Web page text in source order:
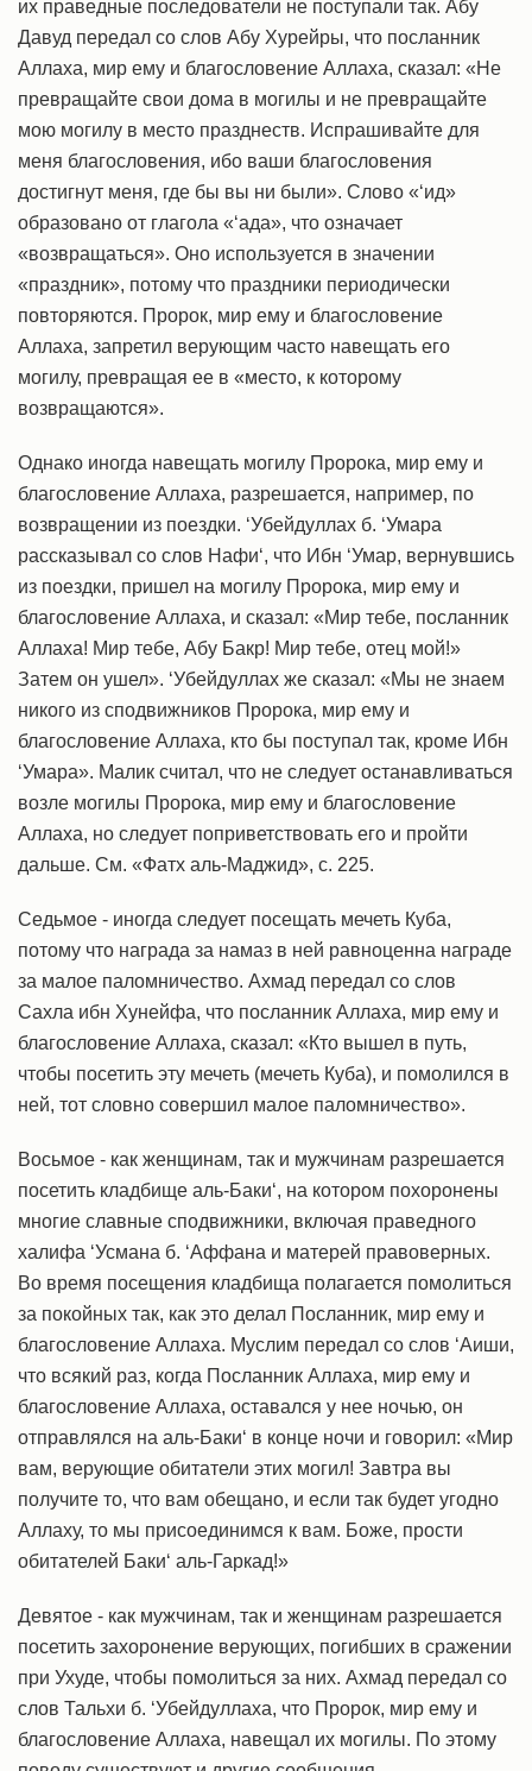
их праведные последователи не поступали так. Абу
Давуд передал со слов Абу Хурейры, что посланник
Аллаха, мир ему и благословение Аллаха, сказал: «Не
превращайте свои дома в могилы и не превращайте
мою могилу в место празднеств. Испрашивайте для
меня благословения, ибо ваши благословения
достигнут меня, где бы вы ни были». Слово «‘ид»
образовано от глагола «‘ада», что означает
«возвращаться». Оно используется в значении
«праздник», потому что праздники периодически
повторяются. Пророк, мир ему и благословение
Аллаха, запретил верующим часто навещать его
могилу, превращая ее в «место, к которому
возвращаются».
Однако иногда навещать могилу Пророка, мир ему и
благословение Аллаха, разрешается, например, по
возвращении из поездки. ‘Убейдуллах б. ‘Умара
рассказывал со слов Нафи‘, что Ибн ‘Умар, вернувшись
из поездки, пришел на могилу Пророка, мир ему и
благословение Аллаха, и сказал: «Мир тебе, посланник
Аллаха! Мир тебе, Абу Бакр! Мир тебе, отец мой!»
Затем он ушел». ‘Убейдуллах же сказал: «Мы не знаем
никого из сподвижников Пророка, мир ему и
благословение Аллаха, кто бы поступал так, кроме Ибн
‘Умара». Малик считал, что не следует останавливаться
возле могилы Пророка, мир ему и благословение
Аллаха, но следует поприветствовать его и пройти
дальше. См. «Фатх аль-Маджид», с. 225.
Седьмое - иногда следует посещать мечеть Куба,
потому что награда за намаз в ней равноценна награде
за малое паломничество. Ахмад передал со слов
Сахла ибн Хунейфа, что посланник Аллаха, мир ему и
благословение Аллаха, сказал: «Кто вышел в путь,
чтобы посетить эту мечеть (мечеть Куба), и помолился в
ней, тот словно совершил малое паломничество».
Восьмое - как женщинам, так и мужчинам разрешается
посетить кладбище аль-Баки‘, на котором похоронены
многие славные сподвижники, включая праведного
халифа ‘Усмана б. ‘Аффана и матерей правоверных.
Во время посещения кладбища полагается помолиться
за покойных так, как это делал Посланник, мир ему и
благословение Аллаха. Муслим передал со слов ‘Аиши,
что всякий раз, когда Посланник Аллаха, мир ему и
благословение Аллаха, оставался у нее ночью, он
отправлялся на аль-Баки‘ в конце ночи и говорил: «Мир
вам, верующие обитатели этих могил! Завтра вы
получите то, что вам обещано, и если так будет угодно
Аллаху, то мы присоединимся к вам. Боже, прости
обитателей Баки‘ аль-Гаркад!»
Девятое - как мужчинам, так и женщинам разрешается
посетить захоронение верующих, погибших в сражении
при Ухуде, чтобы помолиться за них. Ахмад передал со
слов Тальхи б. ‘Убейдуллаха, что Пророк, мир ему и
благословение Аллаха, навещал их могилы. По этому